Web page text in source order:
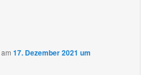
am17. Dezember 2021 um